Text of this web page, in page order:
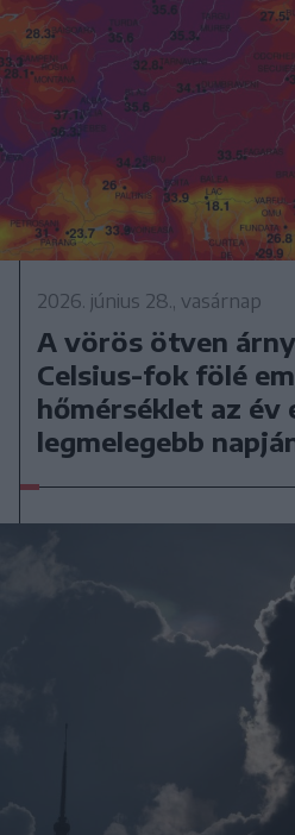
2026. június 28., vasárnap
A vörös ötven
Celsius-fok fölé
hőmérséklet az év
legmelegebb